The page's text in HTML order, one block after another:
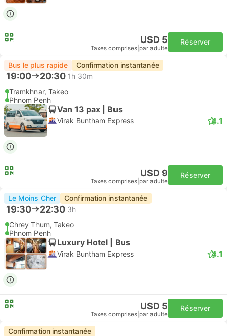
USD 5
Taxes comprises par adulte
Réserver
Bus le plus rapide Confirmation instantanée
19:00 20:30 1h 30m
Tramkhnar, Takeo
Phnom Penh
Van 13 pax | Bus
Virak Buntham Express 4.1
USD 9
Taxes comprises par adulte
Réserver
Le Moins Cher Confirmation instantanée
19:30 22:30 3h
Chrey Thum, Takeo
Phnom Penh
Luxury Hotel | Bus
Virak Buntham Express 4.1
USD 5
Taxes comprises par adulte
Réserver
Confirmation instantanée